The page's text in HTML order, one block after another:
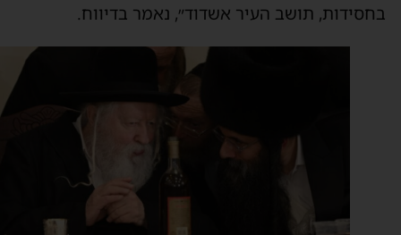
תושב העיר אשדוד״, נאמר בדיווח.